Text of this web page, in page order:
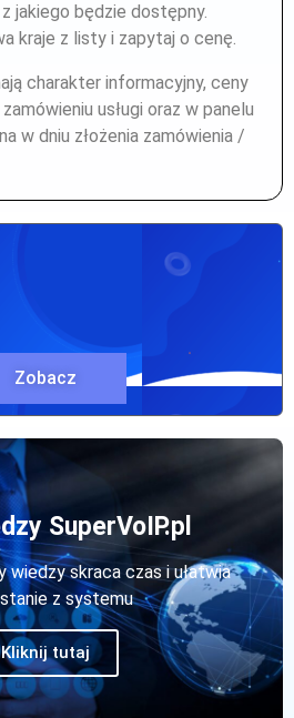
jakiego będzie dostępny.
kraje z listy i zapytaj o cenę.
charakter informacyjny, ceny
usługi oraz w panelu
w dniu złożenia zamówienia /
Zobacz
SuperVoIP.pl
wiedzy skraca czas i ułatwia
z systemu
Kliknij tutaj